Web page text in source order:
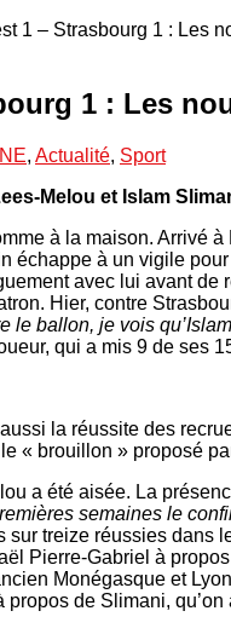
1 – Strasbourg 1 : Les
1 : Les
, Actualité, Sport
Melou et Islam
à la maison. Arrivé
échappe à un vigile
avec lui avant
Hier, contre
le ballon, je vois
qui a mis 9 de ses
la réussite des
« brouillon » proposé
a été aisée. La
semaines le
sur treize réussies dans
Pierre-Gabriel à
Monégasque et
de Slimani,